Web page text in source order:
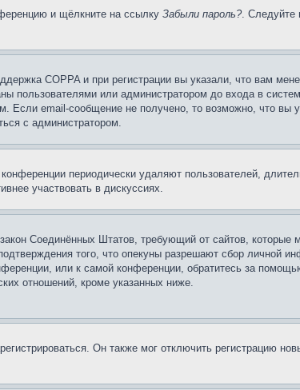
и щёлкните на ссылку Забыли пароль?. Следуйте
COPPA и при регистрации вы указали, что вам
пользователями или администратором до входа в
Если email-сообщение не получено, то возможно, что вы
с администратором.
периодически удаляют пользователей,
участвовать в дискуссиях.
Соединённых Штатов, требующий от сайтов, которые
того, что опекуны разрешают сбор личной
или к самой конференции, обратитесь за
отношений, кроме указанных ниже.
Он также мог отключить регистрацию